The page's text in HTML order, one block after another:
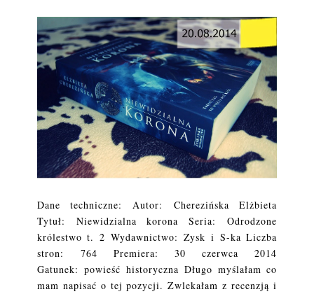
Dane techniczne: Autor: Cherezińska Elżbieta
Tytuł: Niewidzialna korona Seria: Odrodzone
królestwo t. 2 Wydawnictwo: Zysk i S-ka Liczba
stron: 764 Premiera: 30 czerwca 2014
Gatunek: powieść historyczna Długo myślałam co
mam napisać o tej pozycji. Zwlekałam z recenzją i